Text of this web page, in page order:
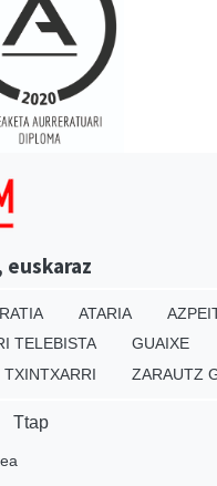
ATARIA
TELEBISTA GUAIXE
TXINTXARRI ZARAUTZ
Ttap